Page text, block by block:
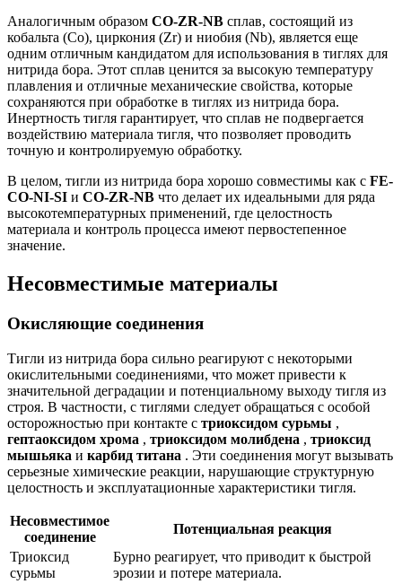
Аналогичным образом CO-ZR-NB сплав, состоящий из
кобальта (Co), циркония (Zr) и ниобия (Nb), является еще
одним отличным кандидатом для использования в тиглях для
нитрида бора. Этот сплав ценится за высокую температуру
плавления и отличные механические свойства, которые
сохраняются при обработке в тиглях из нитрида бора.
Инертность тигля гарантирует, что сплав не подвергается
воздействию материала тигля, что позволяет проводить
точную и контролируемую обработку.
В целом, тигли из нитрида бора хорошо совместимы как с FE-
CO-NI-SI и CO-ZR-NB что делает их идеальными для ряда
высокотемпературных применений, где целостность
материала и контроль процесса имеют первостепенное
значение.
Несовместимые материалы
Окисляющие соединения
Тигли из нитрида бора сильно реагируют с некоторыми
окислительными соединениями, что может привести к
значительной деградации и потенциальному выходу тигля из
строя. В частности, с тиглями следует обращаться с особой
осторожностью при контакте с триоксидом сурьмы ,
гептаоксидом хрома , триоксидом молибдена , триоксид
мышьяка и карбид титана . Эти соединения могут вызывать
серьезные химические реакции, нарушающие структурную
целостность и эксплуатационные характеристики тигля.
Несовместимое
соединение
Потенциальная реакция
Триоксид
сурьмы
Бурно реагирует, что приводит к быстрой
эрозии и потере материала.